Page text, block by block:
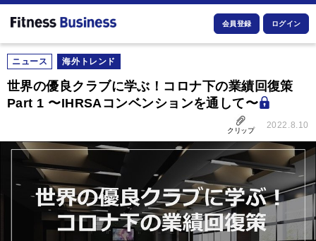
会員登録 ログイン
ニュース 海外トレンド
世界の優良クラブに学ぶ！コロナ下の業績回復策
Part 1 〜IHRSAコンベンションを通して〜
クリップ
2022.8.10